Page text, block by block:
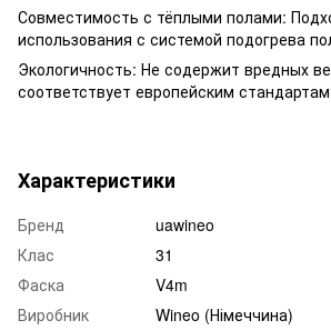
Совместимость с тёплыми полами:
использования с системой подогрева
Экологичность: Не содержит вредных
соответствует европейским
Характеристики
Бренд
uawineo
Клас
31
Фаска
V4m
Виробник
Wineo (Німеччина)